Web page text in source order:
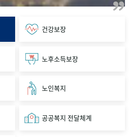
건강보장
노후소득보장
노인복지
공공복지 전달체계